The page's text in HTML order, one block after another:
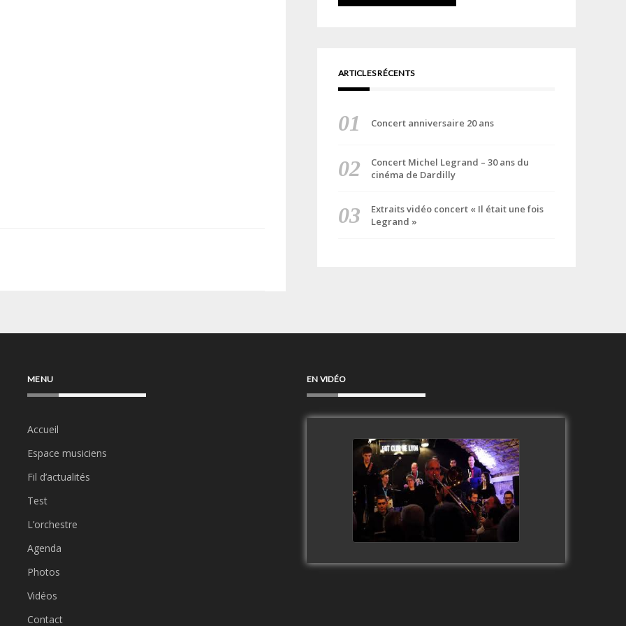
ARTICLES RÉCENTS
Concert anniversaire 20 ans
Concert Michel Legrand – 30 ans du
cinéma de Dardilly
Extraits vidéo concert « Il était une fois
Legrand »
MENU
Accueil
Espace musiciens
Fil d’actualités
Test
L’orchestre
Agenda
Photos
Vidéos
Contact
EN VIDÉO
Clip Only Big Band 2019
watch video